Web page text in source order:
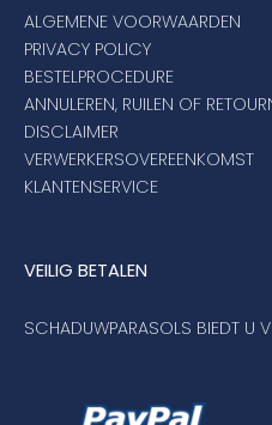
ALGEMENE VOORWAARDEN
PRIVACY POLICY
BESTELPROCEDURE
ANNULEREN, RUILEN OF
DISCLAIMER
VERWERKERSOVEREENKOMST
KLANTENSERVICE
VEILIG BETALEN
SCHADUWPARASOLS BIEDT U